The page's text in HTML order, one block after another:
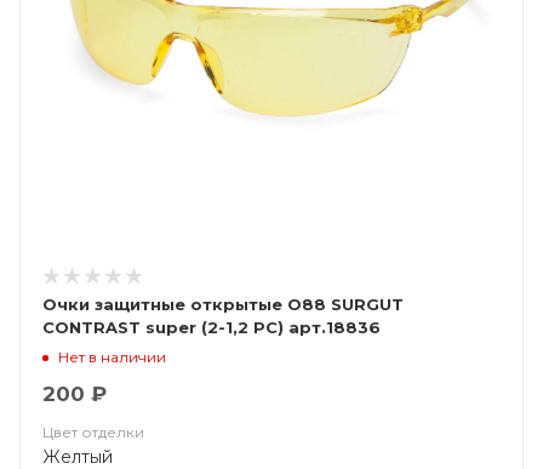
Очки защитные открытые O88 SURGUT
CONTRAST super (2-1,2 PC) арт.18836
Нет в наличии
200 ₽
Цвет отделки
Желтый